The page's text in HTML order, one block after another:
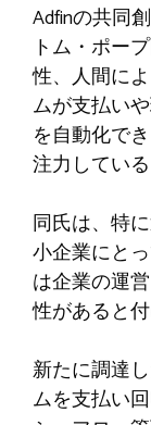
Adfinの共同
トム・ポー
性、人間に
ムが支払い
を自動化で
注力している
同氏は、特
小企業にと
は企業の運
性があると付
新たに調達
ムを支払い